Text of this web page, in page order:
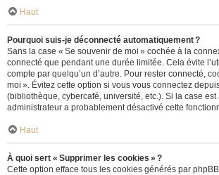
Haut
Pourquoi suis-je déconnecté automatiquement ?
Sans la case « Se souvenir de moi » cochée à la
connecté que pendant une durée limitée. Cela évite
compte par quelqu’un d’autre. Pour rester connecté,
moi ». Évitez cette option si vous vous connectez
(bibliothèque, cybercafé, université, etc.). Si la case est
administrateur a probablement désactivé cette
Haut
À quoi sert « Supprimer les cookies » ?
Cette option efface tous les cookies générés par